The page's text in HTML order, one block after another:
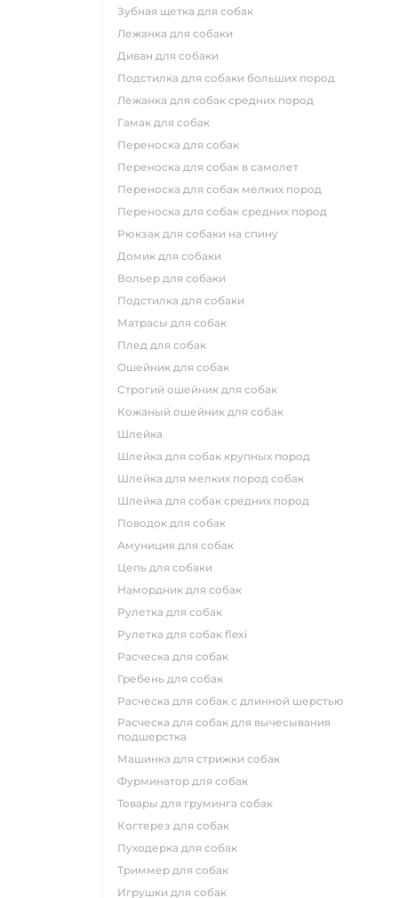
зубная щетка для собак
лежанка для собаки
диван для собаки
подстилка для собаки больших пород
лежанка для собак средних пород
гамак для собак
переноска для собак
переноска для собак в самолет
переноска для собак мелких пород
переноска для собак средних пород
рюкзак для собаки на спину
домик для собаки
вольер для собаки
подстилка для собаки
матрасы для собак
плед для собак
ошейник для собак
строгий ошейник для собак
кожаный ошейник для собак
шлейка
шлейка для собак крупных пород
шлейка для мелких пород собак
шлейка для собак средних пород
поводок для собак
амуниция для собак
цепь для собаки
намордник для собак
рулетка для собак
рулетка для собак flexi
расческа для собак
гребень для собак
расческа для собак с длинной шерстью
расческа для собак для вычесывания
подшерстка
машинка для стрижки собак
фурминатор для собак
товары для груминга собак
когтерез для собак
пуходерка для собак
триммер для собак
игрушки для собак